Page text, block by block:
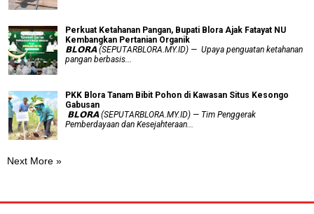
​Perkuat Ketahanan Pangan, Bupati Blora Ajak Fatayat NU
Kembangkan Pertanian Organik
𝗕𝗟𝗢𝗥𝗔 (SEPUTARBLORA.MY.ID) — Upaya penguatan ketahanan
pangan berbasis...
PKK Blora Tanam Bibit Pohon di Kawasan Situs Kesongo
Gabusan
‎ 𝗕𝗟𝗢𝗥𝗔 (SEPUTARBLORA.MY.ID) — Tim Penggerak
Pemberdayaan dan Kesejahteraan...
Next More »